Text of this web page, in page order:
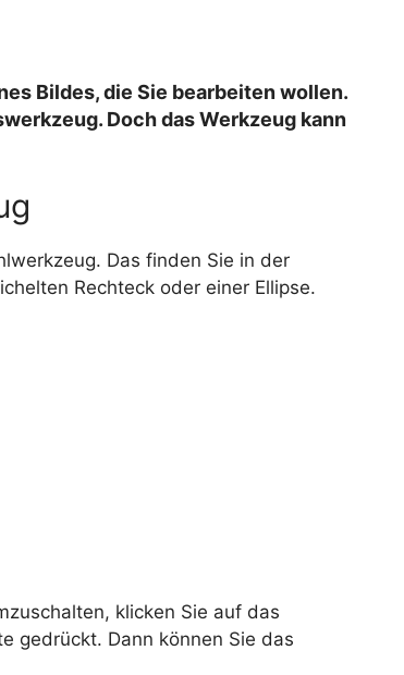
Bildes, die Sie bearbeiten wollen.
Doch das Werkzeug kann
Das finden Sie in der
Rechteck oder einer Ellipse.
klicken Sie auf das
gedrückt. Dann können Sie das